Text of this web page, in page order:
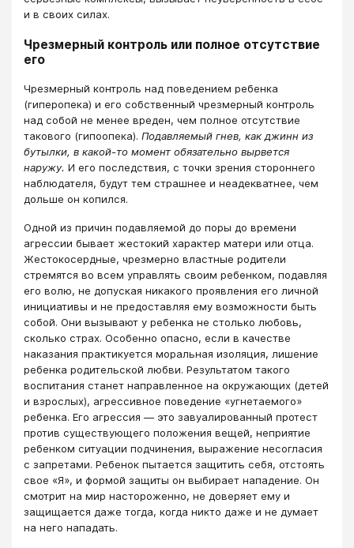
и в своих силах.
Чрезмерный контроль или полное отсутствие
его
Чрезмерный контроль над поведением ребенка
(гиперопека) и его собственный чрезмерный контроль
над собой не менее вреден, чем полное отсутствие
такового (гипоопека). Подавляемый гнев, как джинн из
бутылки, в какой-то момент обязательно вырвется
наружу. И его последствия, с точки зрения стороннего
наблюдателя, будут тем страшнее и неадекватнее, чем
дольше он копился.
Одной из причин подавляемой до поры до времени
агрессии бывает жестокий характер матери или отца.
Жестокосердные, чрезмерно властные родители
стремятся во всем управлять своим ребенком, подавляя
его волю, не допуская никакого проявления его личной
инициативы и не предоставляя ему возможности быть
собой. Они вызывают у ребенка не столько любовь,
сколько страх. Особенно опасно, если в качестве
наказания практикуется моральная изоляция, лишение
ребенка родительской любви. Результатом такого
воспитания станет направленное на окружающих (детей
и взрослых), агрессивное поведение «угнетаемого»
ребенка. Его агрессия — это завуалированный протест
против существующего положения вещей, неприятие
ребенком ситуации подчинения, выражение несогласия
с запретами. Ребенок пытается защитить себя, отстоять
свое «Я», и формой защиты он выбирает нападение. Он
смотрит на мир настороженно, не доверяет ему и
защищается даже тогда, когда никто даже и не думает
на него нападать.